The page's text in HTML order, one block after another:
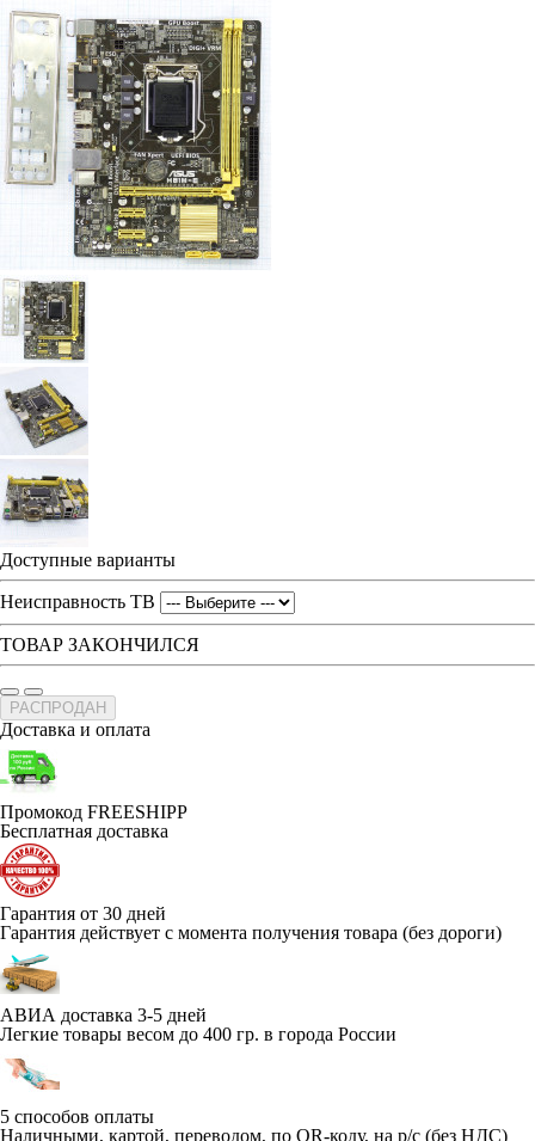
Доступные варианты
Неисправность ТВ
ТОВАР ЗАКОНЧИЛСЯ
РАСПРОДАН
Доставка и оплата
Промокод FREESHIPP
Бесплатная доставка
Гарантия от 30 дней
Гарантия действует с момента получения товара (без дороги)
АВИА доставка 3-5 дней
Легкие товары весом до 400 гр. в города России
5 способов оплаты
Наличными, картой, переводом, по QR-коду, на р/с (без НДС)